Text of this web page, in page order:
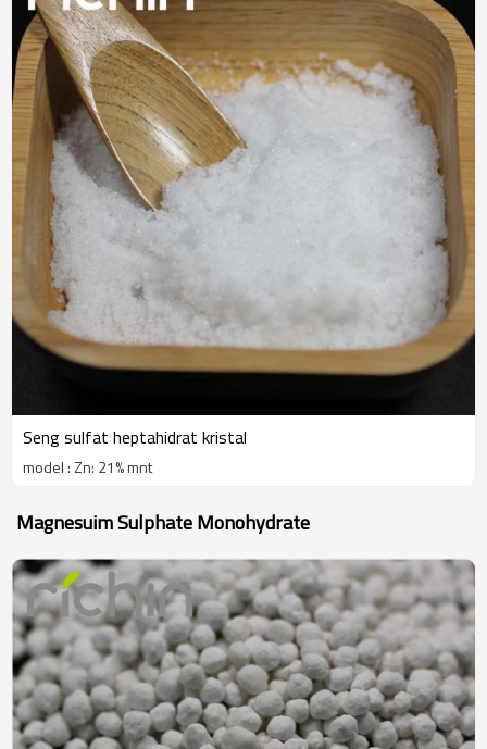
Seng sulfat heptahidrat kristal
model : Zn: 21% mnt
Magnesuim Sulphate Monohydrate